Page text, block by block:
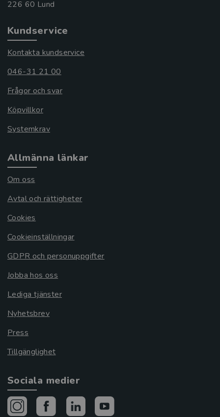
Kundservice
Kontakta kundservice
046-31 21 00
Frågor och svar
Köpvillkor
Systemkrav
Allmänna länkar
Om oss
Avtal och rättigheter
Cookies
Cookieinställningar
GDPR och personuppgifter
Jobba hos oss
Lediga tjänster
Nyhetsbrev
Press
Tillgänglighet
Sociala medier